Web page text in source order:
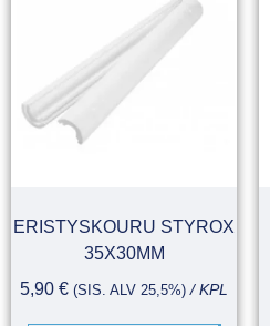
ERISTYSKOURU STYROX
35X30MM
5,90 € (SIS. ALV 25,5%) / KPL